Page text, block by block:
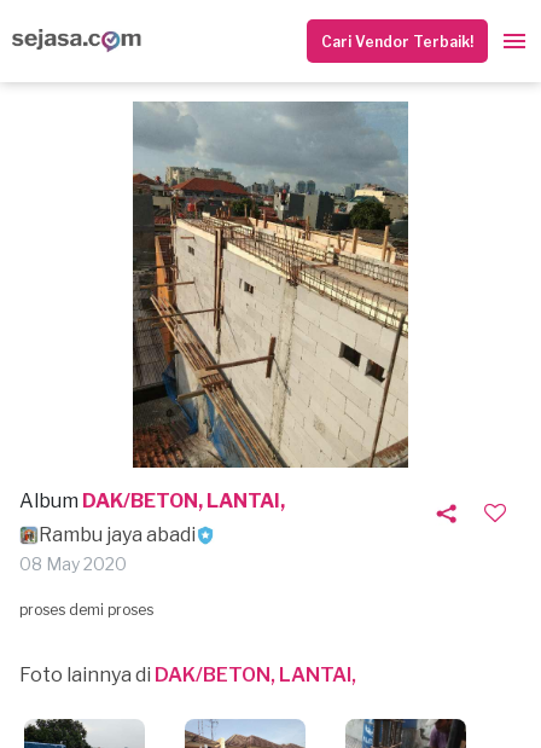
Cari Vendor Terbaik!
Album DAK/BETON, LANTAI,
Rambu jaya abadi
08 May 2020
proses demi proses
Foto lainnya di DAK/BETON, LANTAI,